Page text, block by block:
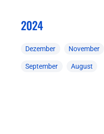
2024
Dezember November
September August